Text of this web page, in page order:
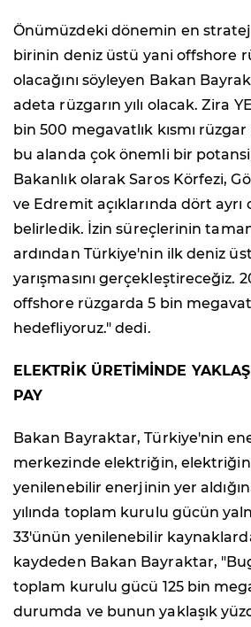
Önümüzdeki dönemin en
birinin deniz üstü yani offshore
olacağını söyleyen Bakan
adeta rüzgarın yılı olacak. Zira
bin 500 megavatlık kısmı
bu alanda çok önemli bir
Bakanlık olarak Saros Körfezi,
ve Edremit açıklarında dört ayrı
belirledik. İzin süreçlerinin
ardından Türkiye'nin ilk deniz
yarışmasını gerçekleştireceğiz.
offshore rüzgarda 5 bin
hedefliyoruz." dedi.
ELEKTRİK ÜRETİMİNDE
PAY
Bakan Bayraktar, Türkiye'nin
merkezinde elektriğin,
yenilenebilir enerjinin yer
yılında toplam kurulu gücün
33'ünün yenilenebilir
kaydeden Bakan Bayraktar,
toplam kurulu gücü 125 bin
durumda ve bunun yaklaşık